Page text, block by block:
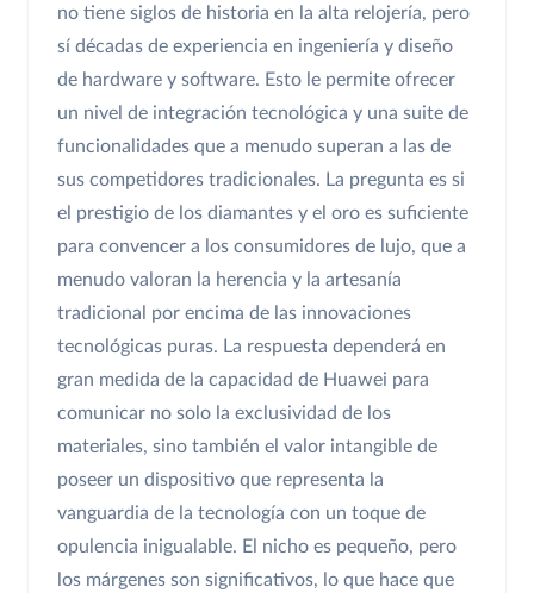
no tiene siglos de historia en la alta relojería, pero
sí décadas de experiencia en ingeniería y diseño
de hardware y software. Esto le permite ofrecer
un nivel de integración tecnológica y una suite de
funcionalidades que a menudo superan a las de
sus competidores tradicionales. La pregunta es si
el prestigio de los diamantes y el oro es suficiente
para convencer a los consumidores de lujo, que a
menudo valoran la herencia y la artesanía
tradicional por encima de las innovaciones
tecnológicas puras. La respuesta dependerá en
gran medida de la capacidad de Huawei para
comunicar no solo la exclusividad de los
materiales, sino también el valor intangible de
poseer un dispositivo que representa la
vanguardia de la tecnología con un toque de
opulencia inigualable. El nicho es pequeño, pero
los márgenes son significativos, lo que hace que